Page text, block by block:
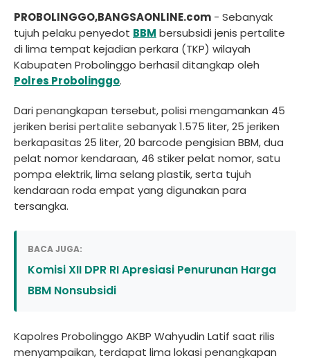
PROBOLINGGO,BANGSAONLINE.com - Sebanyak
tujuh pelaku penyedot BBM bersubsidi jenis pertalite
di lima tempat kejadian perkara (TKP) wilayah
Kabupaten Probolinggo berhasil ditangkap oleh
Polres Probolinggo.
Dari penangkapan tersebut, polisi mengamankan 45
jeriken berisi pertalite sebanyak 1.575 liter, 25 jeriken
berkapasitas 25 liter, 20 barcode pengisian BBM, dua
pelat nomor kendaraan, 46 stiker pelat nomor, satu
pompa elektrik, lima selang plastik, serta tujuh
kendaraan roda empat yang digunakan para
tersangka.
BACA JUGA:
Komisi XII DPR RI Apresiasi Penurunan Harga
BBM Nonsubsidi
Kapolres Probolinggo AKBP Wahyudin Latif saat rilis
menyampaikan, terdapat lima lokasi penangkapan